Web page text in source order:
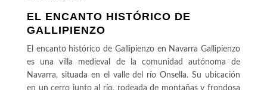
EL ENCANTO HISTÓRICO DE
GALLIPIENZO
El encanto histórico de Gallipienzo en Navarra Gallipienzo
es una villa medieval de la comunidad autónoma de
Navarra, situada en el valle del río Onsella. Su ubicación
en un cerro junto al río, rodeada de montañas y frondosa